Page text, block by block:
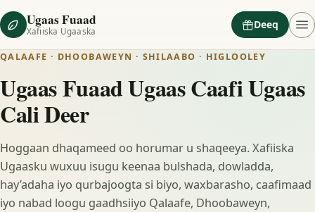
Ugaas Fuaad
Xafiiska Ugaaska
Deeq
QALAAFE · DHOOBAWEYN · SHILAABO · HIGLOOLEY
Ugaas Fuaad Ugaas Caafi Ugaas
Cali Deer
Hoggaan dhaqameed oo horumar u shaqeeya. Xafiiska
Ugaasku wuxuu isugu keenaa bulshada, dowladda,
hay’adaha iyo qurbajoogta si biyo, waxbarasho, caafimaad
iyo nabad loogu gaadhsiiyo Qalaafe, Dhoobaweyn,